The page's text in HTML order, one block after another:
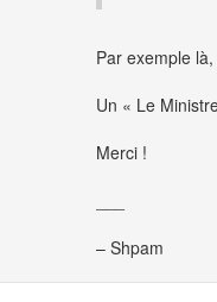
Par exemple
Un « Le
Merci !
– Shpam